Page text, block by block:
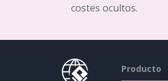
costes ocultos.
Producto